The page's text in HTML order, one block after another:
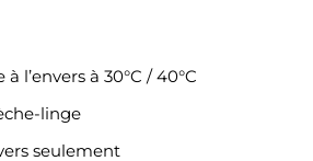
l’envers à 30°C / 40°C
linge
seulement